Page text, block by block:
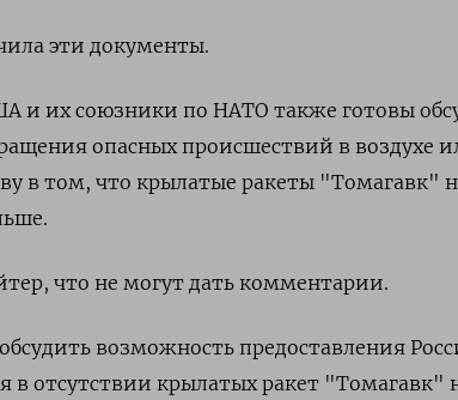
эти документы.
и их союзники по НАТО также готовы
опасных происшествий в воздухе
в том, что крылатые ракеты "Томагавк"
что не могут дать комментарии.
возможность предоставления
в отсутствии крылатых ракет "Томагавк"